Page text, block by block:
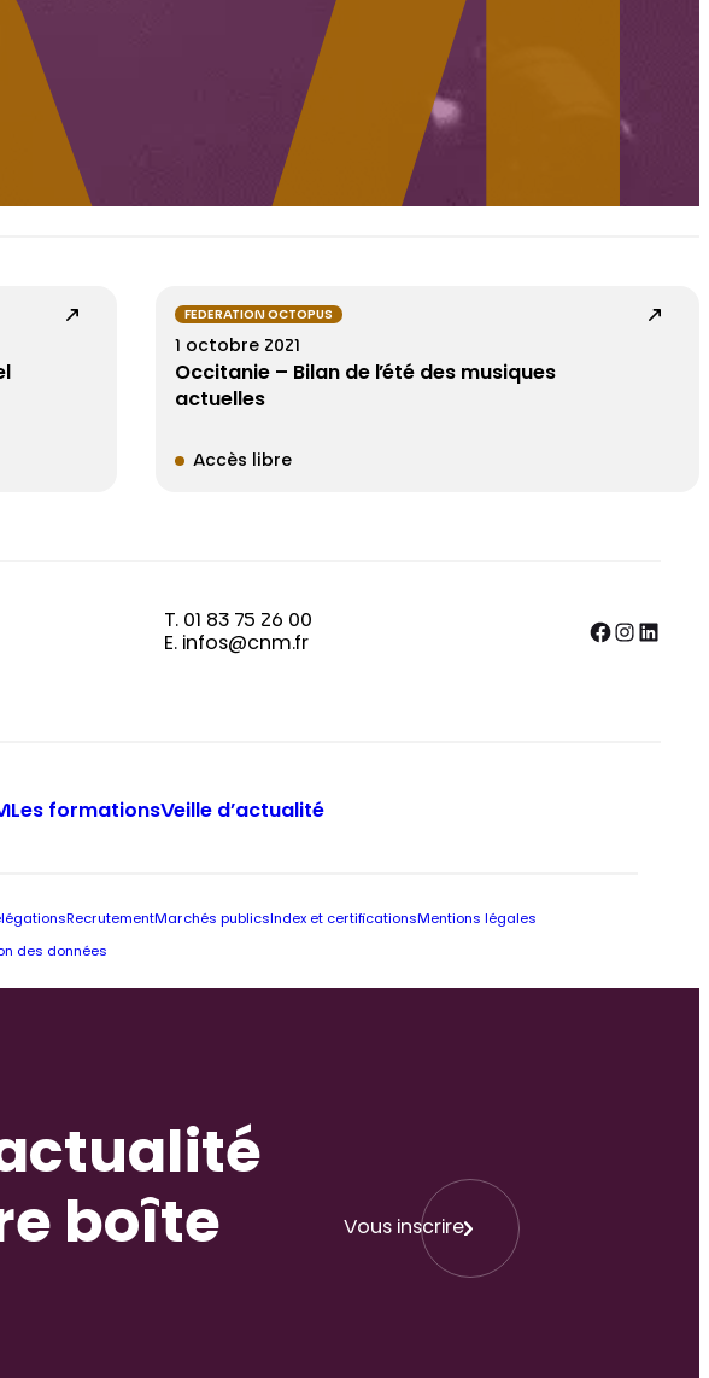
FEDERATION OCTOPUS
1 octobre 2021
Occitanie – Bilan de l’été des musiques
actuelles
Accès libre
T. 01 83 75 26 00
E. infos@cnm.fr
Facebook InstagramLinkedIn
Les formationsVeille d’actualité
RecrutementMarchés publics Index et certifications Mentions légales
des données
boîte
Vous inscrire